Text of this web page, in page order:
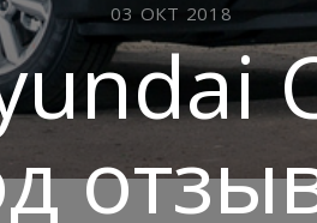
03 ОКТ 2018